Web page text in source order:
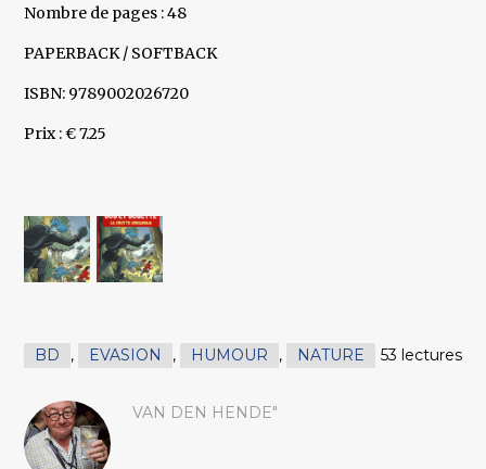
Nombre de pages : 48
PAPERBACK / SOFTBACK
ISBN: 9789002026720
Prix : € 7.25
BD , EVASION , HUMOUR , NATURE 53 lectures
VAN DEN HENDE"